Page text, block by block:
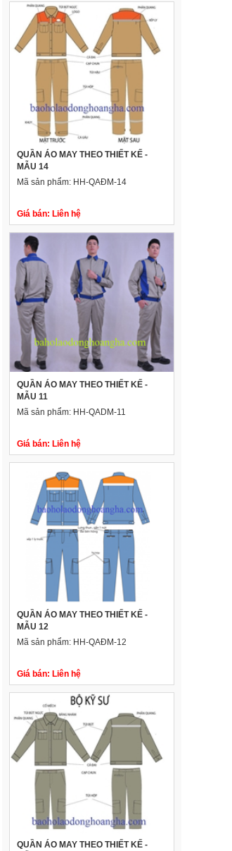
QUẦN ÁO MAY THEO THIẾT KẾ -
MẪU 14
Mã sản phẩm: HH-QAĐM-14
Giá bán: Liên hệ
QUẦN ÁO MAY THEO THIẾT KẾ -
MẪU 11
Mã sản phẩm: HH-QADM-11
Giá bán: Liên hệ
QUẦN ÁO MAY THEO THIẾT KẾ -
MẪU 12
Mã sản phẩm: HH-QAĐM-12
Giá bán: Liên hệ
QUẦN ÁO MAY THEO THIẾT KẾ -